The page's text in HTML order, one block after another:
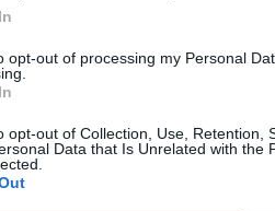
opt-out of processing my Personal
opt-out of Collection, Use, Retention,
Data that Is Unrelated with the